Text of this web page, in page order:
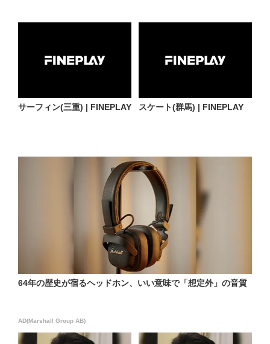
サーフィン(三重) | FINEPLAY スケート(群馬) | FINEPLAY
64年の歴史が宿るヘッドホン、いい意味で「想定外」の音質
AD(Marshall Group AB)